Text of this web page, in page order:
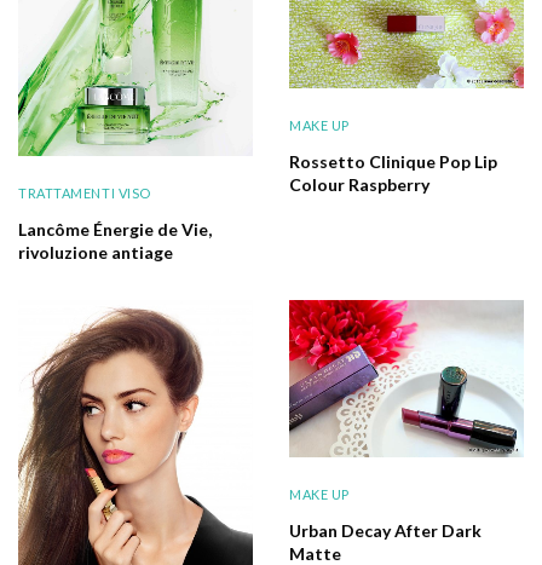
TRATTAMENTI VISO
Lancôme Énergie de Vie,
rivoluzione antiage
MAKE UP
Rossetto Clinique Pop Lip
Colour Raspberry
MAKE UP
Urban Decay After Dark
Matte